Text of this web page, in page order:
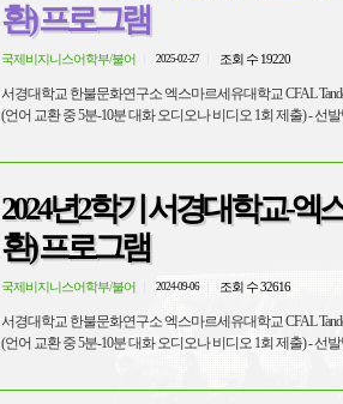
환) 프로그램
국제비지니스어학부/불어 2025-02-27 조회 수 19220
서경대학교 한불문화연구소 엑스마르세유대학교 CFAL Tandem(언어교환) 프로그램 - 참가학생 : 5명 - 프로그램 기간 : 6회, 각 90분
(언어 교환 중 5분-10
2024년2학기 서경대학교-엑
환) 프로그램
국제비지니스어학부/불어 2024-09-06 조회 수 32616
서경대학교 한불문화연구소 엑스마르세유대학교 CFAL Tandem(언어교환) 프로그램 - 참가학
(언어 교환 중 5분-